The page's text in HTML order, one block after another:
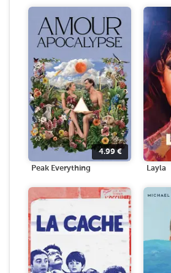
4.99€
Peak Everything Layla